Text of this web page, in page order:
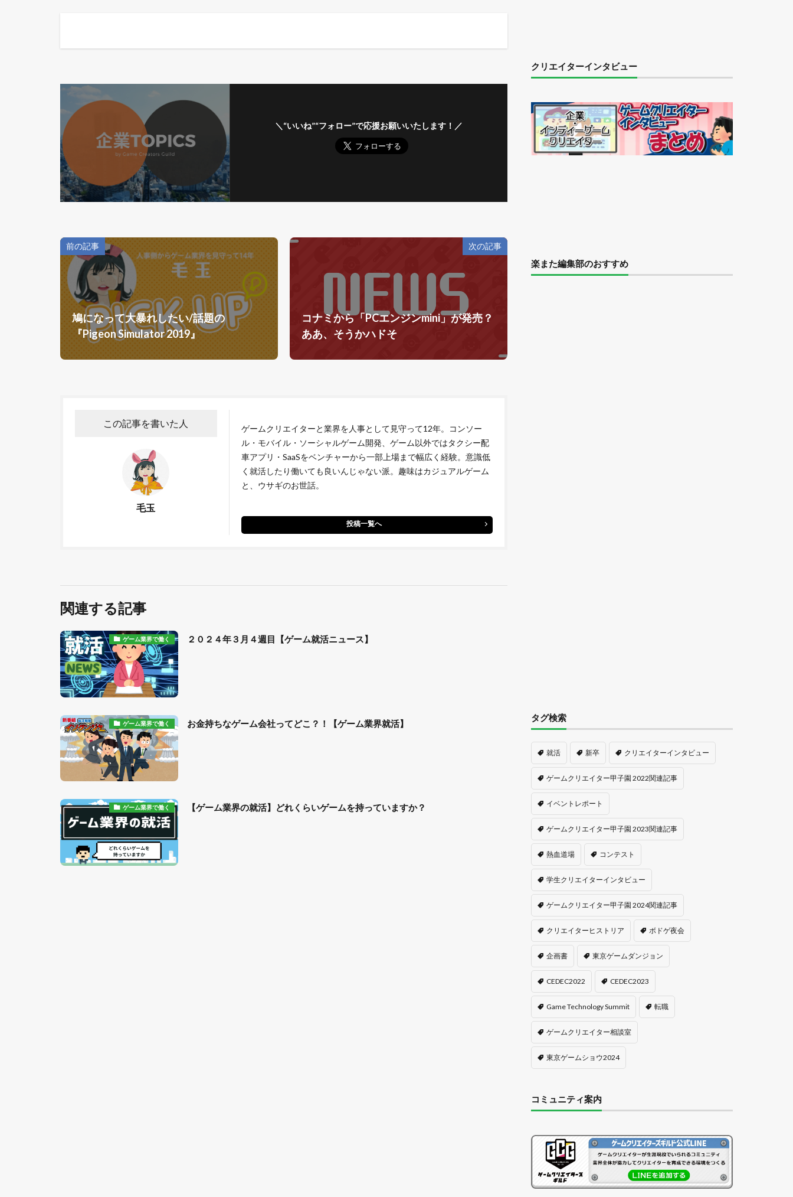
＼“いいね”“フォロー”で応援お願いいたします！／
前の記事
鳩になって大暴れしたい/話題の
『Pigeon Simulator 2019』
次の記事
コナミから「PCエンジンmini」が発売？
ああ、そうかハドそ
この記事を書いた人
毛玉
ゲームクリエイターと業界を人事として見守って12年。コンソー
ル・モバイル・ソーシャルゲーム開発、ゲーム以外ではタクシー配
車アプリ・SaaSをベンチャーから一部上場まで幅広く経験。意識低
く就活したり働いても良いんじゃない派。趣味はカジュアルゲーム
と、ウサギのお世話。
投稿一覧へ
関連する記事
ゲーム業界で働く ２０２４年３月４週目【ゲーム就活ニュース】
ゲーム業界で働く お金持ちなゲーム会社ってどこ？！【ゲーム業界就活】
ゲーム業界で働く 【ゲーム業界の就活】どれくらいゲームを持っていますか？
クリエイターインタビュー
楽また編集部のおすすめ
タグ検索
就活 新卒 クリエイターインタビュー
ゲームクリエイター甲子園 2022関連記事
イベントレポート
ゲームクリエイター甲子園 2023関連記事
熱血道場 コンテスト
学生クリエイターインタビュー
ゲームクリエイター甲子園 2024関連記事
クリエイターヒストリア ボドゲ夜会
企画書 東京ゲームダンジョン
CEDEC2022 CEDEC2023
Game Technology Summit 転職
ゲームクリエイター相談室
東京ゲームショウ2024
コミュニティ案内